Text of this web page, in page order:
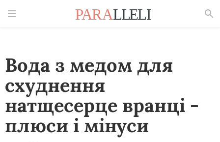
Вода з медом для
схуднення
натщесерце вранці -
плюси і мінуси